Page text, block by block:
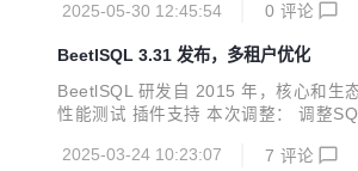
2025-05-30 12:45:54
0 评论
BeetlSQL 3.31 发布，多租户优化
BeetlSQL 研发自 2015 年，核心和生
性能测试 插件支持 本次调整： 调整
2025-03-24 10:23:07
7 评论